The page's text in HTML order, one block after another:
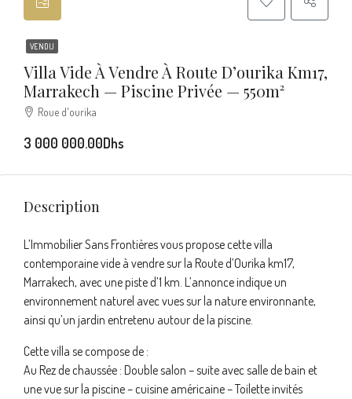
VENDU
Villa Vide À Vendre À Route D’ourika Km17,
Marrakech — Piscine Privée — 550m²
Roue d'ourika
3 000 000.00Dhs
Description
L’Immobilier Sans Frontières vous propose cette villa
contemporaine vide à vendre sur la Route d’Ourika km17,
Marrakech, avec une piste d’1 km. L’annonce indique un
environnement naturel avec vues sur la nature environnante,
ainsi qu’un jardin entretenu autour de la piscine.
Cette villa se compose de :
Au Rez de chaussée : Double salon – suite avec salle de bain et
une vue sur la piscine – cuisine américaine – Toilette invités